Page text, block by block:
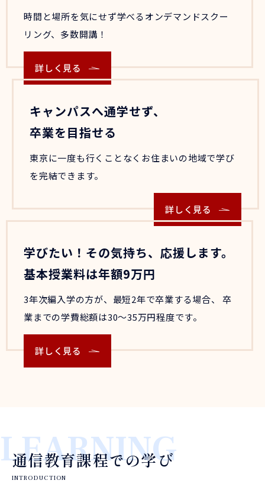
時間と場所を気にせず学べるオンデマンドスクー
リング、多数開講！
詳しく見る
キャンパスへ通学せず、
卒業を目指せる
東京に一度も行くことなくお住まいの地域で学び
を完結できます。
詳しく見る
学びたい！その気持ち、応援します。
基本授業料は年額9万円
3年次編入学の方が、最短2年で卒業する場合、
卒
業までの学費総額は30～35万円程度です。
詳しく見る
LEARNING
通信教育課程での学び
INTRODUCTION